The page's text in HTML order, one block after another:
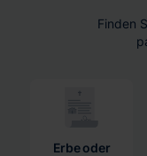
Finden
Erbe oder